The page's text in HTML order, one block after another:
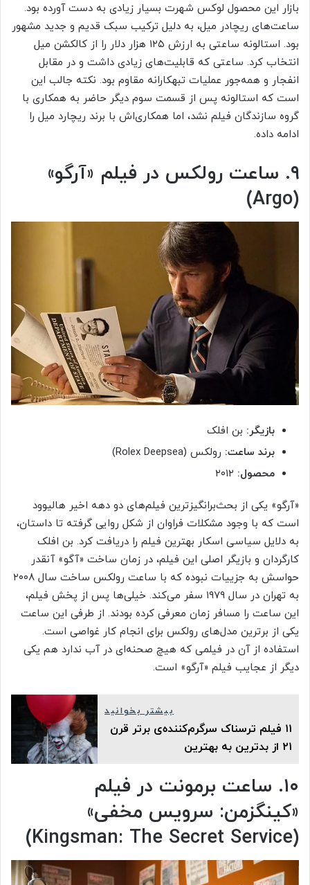
بازار این محصول لوکس شهرت بسیار زیادی به دست آورده بود.
ساعت‌های ریچادر میل، به دلیل ترکیب سبک قدیم و جدید مشهور
بود. استالونه ساعتی به ارزش ۱۲۵ هزار دلار را از کالکشن میل
انتخاب کرد. ساعتی که قابلیت‌های زیادی داشت و در مقابل
انفجار و همه‌جور عملیات تبهکارانه مقاوم بود. نکته جالب این
است که استالونه پس از قسمت سوم دیگر حاضر به همکاری با
گروه سازندگان فیلم نشد، اما همکاری‌اش با برند ریچارد میل را
ادامه داده.
۹. ساعت رولکس در فیلم «آرگو»
(Argo)
بازیگر: بن افلک
برند ساعت: رولکس (Rolex Deepsea)
محصول:
«آرگو» یکی از بحث‌برانگیزترین فیلم‌های دو دهه اخیر هالیوود
است که با وجود مشکلات فراوان از شکل روایی گرفته تا داستان،
به دلایل سیاسی اسکار بهترین فیلم را دریافت کرد. بن افلک
کارگردان و بازیگر اصلی این فیلم، در زمان ساخت «آگو» آنقدر
حواسش به جزییات نبوده که با ساعت رولکس ساخت سال ۲۰۰۸
به تهران در سال ۱۹۷۹ سفر می‌کند. خیلی‌ها پس از پخش فیلم،
این ساعت را مسافر زمان معرفی کرده بودند. از طرفی این ساعت
یکی از برترین مدل‌های رولکس برای انجام کار غواصی است.
استفاده از آن در فیلمی که هیچ صحنه‌ای در آب ندارد هم یکی
دیگر از عجایب فیلم «آرگو» است.
بیشتر بخوانید
۱۱ فیلم ترسناک سرگرم‌کننده‌ی برتر قرن
۲۱ از بدترین به بهترین
۱۰. ساعت برمونت در فیلم
«کینگزمن: سرویس مخفی»
(Kingsman: The Secret Service)